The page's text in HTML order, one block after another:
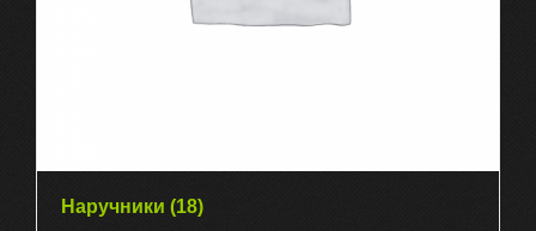
Наручники (18)